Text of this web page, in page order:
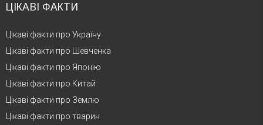
ЦІКАВІ ФАКТИ
Цікаві факти про Україну
Цікаві факти про Шевченка
Цікаві факти про Японію
Цікаві факти про Китай
Цікаві факти про Землю
Цікаві факти про тварин